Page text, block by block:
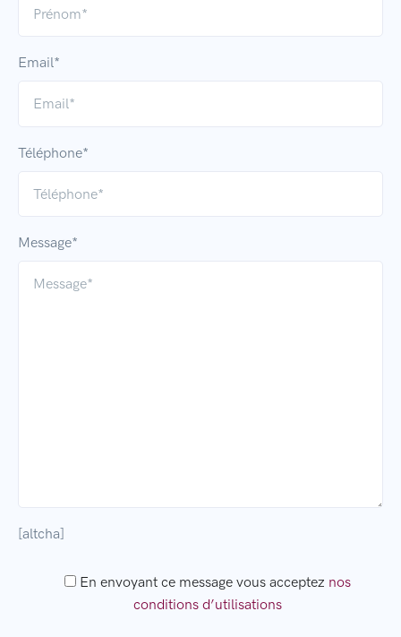
Email*
Téléphone*
Message*
[altcha]
En envoyant ce message vous acceptez nos
conditions d’utilisations